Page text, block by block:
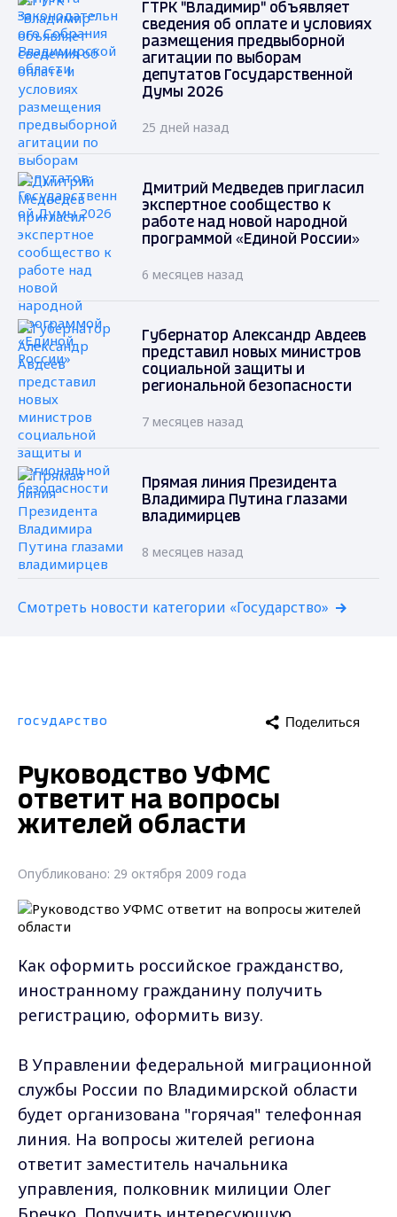
ГТРК "Владимир" объявляет
сведения об оплате и условиях
размещения предвыборной
агитации по выборам
депутатов Государственной
Думы 2026
25 дней назад
Дмитрий Медведев пригласил
экспертное сообщество к
работе над новой народной
программой «Единой России»
6 месяцев назад
Губернатор Александр Авдеев
представил новых министров
социальной защиты и
региональной безопасности
7 месяцев назад
Прямая линия Президента
Владимира Путина глазами
владимирцев
8 месяцев назад
Смотреть новости категории «Государство»
ГОСУДАРСТВО Поделиться
Руководство УФМС
ответит на вопросы
жителей области
Опубликовано: 29 октября 2009 года
Как оформить российское гражданство,
иностранному гражданину получить
регистрацию, оформить визу.
В Управлении федеральной миграционной
службы России по Владимирской области
будет организована "горячая" телефонная
линия. На вопросы жителей региона
ответит заместитель начальника
управления, полковник милиции Олег